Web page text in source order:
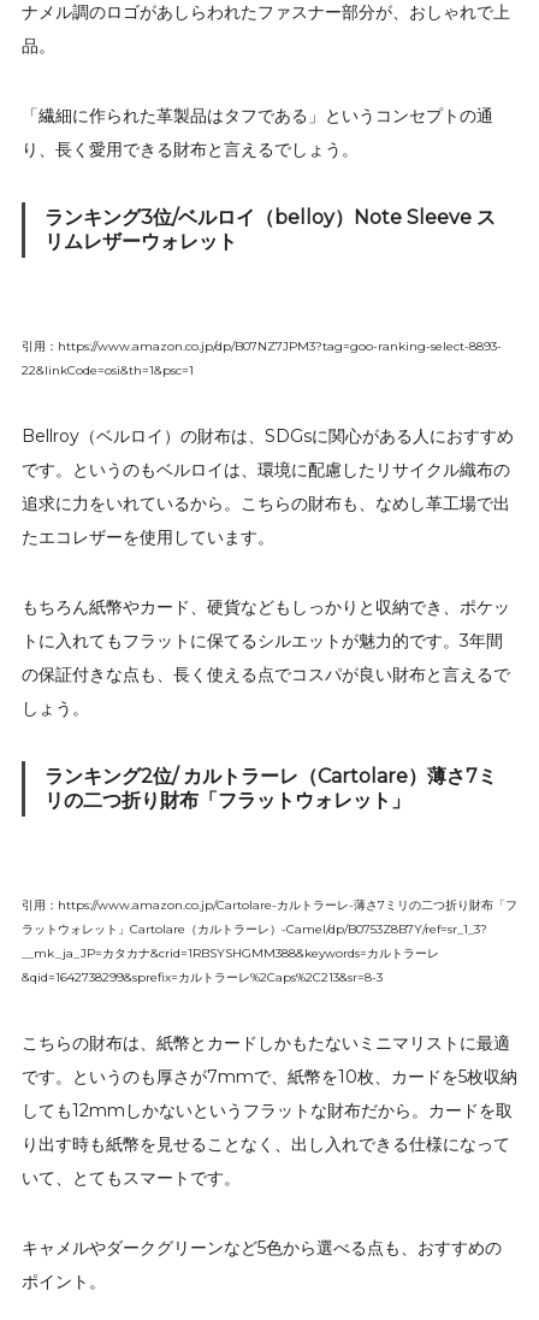
ナメル調のロゴがあしらわれたファスナー部分が、おしゃれで上
品。
「繊細に作られた革製品はタフである」というコンセプトの通
り、長く愛用できる財布と言えるでしょう。
ランキング3位/ベルロイ（belloy）Note Sleeve ス
リムレザーウォレット
引用：https://www.amazon.co.jp/dp/B07NZ7JPM3?tag=goo-ranking-select-8893-
22&linkCode=osi&th=1&psc=1
Bellroy（ベルロイ）の財布は、SDGsに関心がある人におすすめ
です。というのもベルロイは、環境に配慮したリサイクル織布の
追求に力をいれているから。こちらの財布も、なめし革工場で出
たエコレザーを使用しています。
もちろん紙幣やカード、硬貨などもしっかりと収納でき、ポケッ
トに入れてもフラットに保てるシルエットが魅力的です。3年間
の保証付きな点も、長く使える点でコスパが良い財布と言えるで
しょう。
ランキング2位/ カルトラーレ（Cartolare）薄さ7ミ
リの二つ折り財布「フラットウォレット」
引用：https://www.amazon.co.jp/Cartolare-カルトラーレ-薄さ7ミリの二つ折り財布「フ
ラットウォレット」Cartolare（カルトラーレ）-Camel/dp/B0753Z8B7Y/ref=sr_1_3?
__mk_ja_JP=カタカナ&crid=1RBSYSHGMM388&keywords=カルトラーレ
&qid=1642738299&sprefix=カルトラーレ%2Caps%2C213&sr=8-3
こちらの財布は、紙幣とカードしかもたないミニマリストに最適
です。というのも厚さが7mmで、紙幣を10枚、カードを5枚収納
しても12mmしかないというフラットな財布だから。カードを取
り出す時も紙幣を見せることなく、出し入れできる仕様になって
いて、とてもスマートです。
キャメルやダークグリーンなど5色から選べる点も、おすすめの
ポイント。